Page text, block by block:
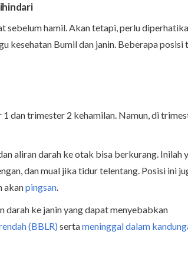
hamil. Akan tetapi, perlu
kesehatan Bumil dan janin. Beberapa posisi
dan trimester 2 kehamilan. Namun, di
aliran darah ke otak bisa berkurang. Inilah
dan mual jika tidur telentang. Posisi ini
akanpingsan.
ke janin yang dapat menyebabkan
(BBLR) sertameninggal dalam